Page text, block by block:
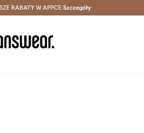
Dostawa nawet w 24h >
RABATY W APPCESzczegóły